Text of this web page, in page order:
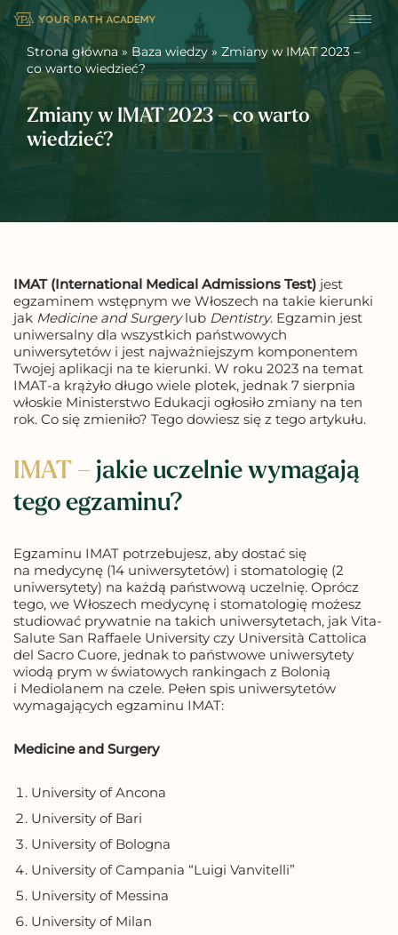
Przejdź
do
treści
Strona główna » Baza wiedzy » Zmiany w IMAT 2023 –
co warto wiedzieć?
Zmiany w IMAT 2023 – co warto
wiedzieć?
IMAT (International Medical Admissions Test) jest
egzaminem wstępnym we Włoszech na takie kierunki
jak Medicine and Surgerylub Dentistry. Egzamin jest
uniwersalny dla wszystkich państwowych
uniwersytetów i jest najważniejszym komponentem
Twojej aplikacji na te kierunki. W roku 2023 na temat
IMAT-a krążyło długo wiele plotek, jednak 7 sierpnia
włoskie Ministerstwo Edukacji ogłosiło zmiany na ten
rok. Co się zmieniło? Tego dowiesz się z tego artykułu.
IMAT – jakie uczelnie wymagają
tego egzaminu?
Egzaminu IMAT potrzebujesz, aby dostać się
na medycynę (14 uniwersytetów) i stomatologię (2
uniwersytety) na każdą państwową uczelnię. Oprócz
tego, we Włoszech medycynę i stomatologię możesz
studiować prywatnie na takich uniwersytetach, jak Vita-
Salute San Raffaele University czy Università Cattolica
del Sacro Cuore, jednak to państwowe uniwersytety
wiodą prym w światowych rankingach z Bolonią
i Mediolanem na czele. Pełen spis uniwersytetów
wymagających egzaminu IMAT:
Medicine and Surgery
University of Ancona
University of Bari
University of Bologna
University of Campania “Luigi Vanvitelli”
University of Messina
University of Milan